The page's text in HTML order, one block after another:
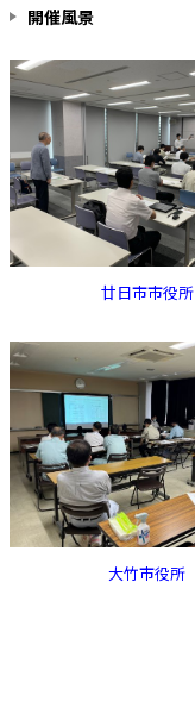
開催風景
廿日市市役所
大竹市役所